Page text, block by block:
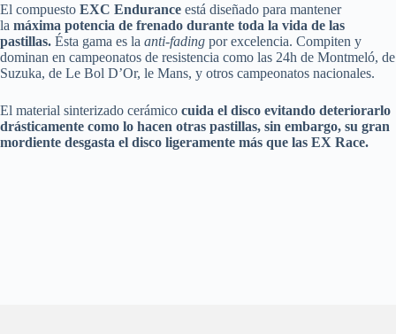
El compuesto EXC Endurance está diseñado para mantener
la máxima potencia de frenado durante toda la vida de las
pastillas. Ésta gama es la anti-fading por excelencia. Compiten y
dominan en campeonatos de resistencia como las 24h de Montmeló, de
Suzuka, de Le Bol D’Or, le Mans, y otros campeonatos nacionales.
El material sinterizado cerámico cuida el disco evitando deteriorarlo
drásticamente como lo hacen otras pastillas, sin embargo, su gran
mordiente desgasta el disco ligeramente más que las EX Race.